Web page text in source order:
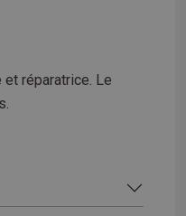
et réparatrice. Le